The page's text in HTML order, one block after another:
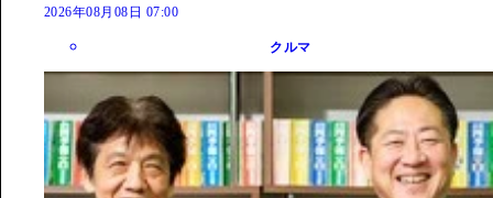
2026年08月08日 07:00
クルマ